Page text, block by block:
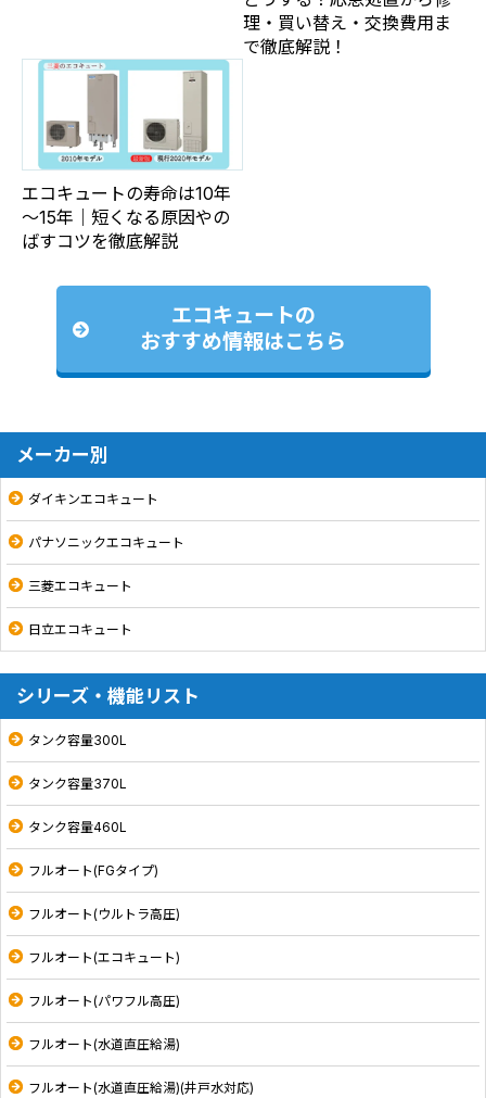
理・買い替え・交換費用ま
で徹底解説！
エコキュートの寿命は10年
～15年｜短くなる原因やの
ばすコツを徹底解説
エコキュートの
おすすめ情報はこちら
メーカー別
ダイキンエコキュート
パナソニックエコキュート
三菱エコキュート
日立エコキュート
シリーズ・機能リスト
タンク容量300L
タンク容量370L
タンク容量460L
フルオート(FGタイプ)
フルオート(ウルトラ高圧)
フルオート(エコキュート)
フルオート(パワフル高圧)
フルオート(水道直圧給湯)
フルオート(水道直圧給湯)(井戸水対応)